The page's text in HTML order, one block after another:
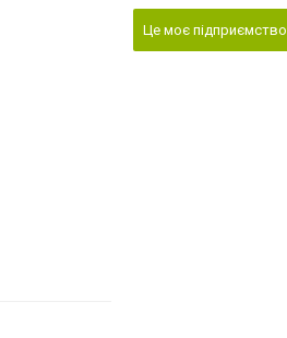
Це моє підприємство